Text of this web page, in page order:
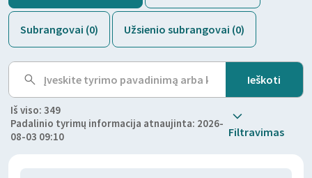
Subrangovai (0) Užsienio subrangovai (0)
Iš viso: 349
Padalinio tyrimų informacija atnaujinta: 2026-
08-03 09:10
Filtravimas